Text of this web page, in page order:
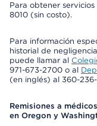
Para obtener
8010 (sin costo).
Para información
historial de
puede llamar al
971-673-2700 o al
(en inglés) al 360-
Remisiones a
en Oregon y